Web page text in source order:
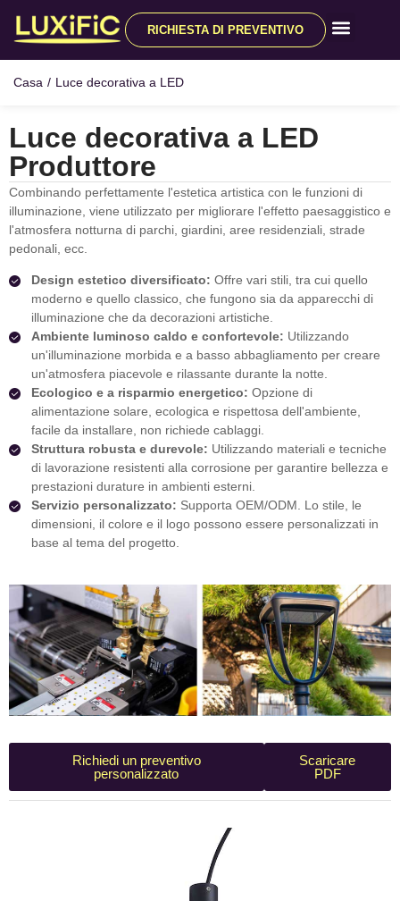
RICHIESTA DI PREVENTIVO
Casa / Luce decorativa a LED
Luce decorativa a LED
Produttore
Combinando perfettamente l'estetica artistica con le funzioni di
illuminazione, viene utilizzato per migliorare l'effetto paesaggistico e
l'atmosfera notturna di parchi, giardini, aree residenziali, strade
pedonali, ecc.
Design estetico diversificato: Offre vari stili, tra cui quello
moderno e quello classico, che fungono sia da apparecchi di
illuminazione che da decorazioni artistiche.
Ambiente luminoso caldo e confortevole: Utilizzando
un'illuminazione morbida e a basso abbagliamento per creare
un'atmosfera piacevole e rilassante durante la notte.
Ecologico e a risparmio energetico: Opzione di
alimentazione solare, ecologica e rispettosa dell'ambiente,
facile da installare, non richiede cablaggi.
Struttura robusta e durevole: Utilizzando materiali e tecniche
di lavorazione resistenti alla corrosione per garantire bellezza e
prestazioni durature in ambienti esterni.
Servizio personalizzato: Supporta OEM/ODM. Lo stile, le
dimensioni, il colore e il logo possono essere personalizzati in
base al tema del progetto.
Richiedi un preventivo
personalizzato
Scaricare
PDF